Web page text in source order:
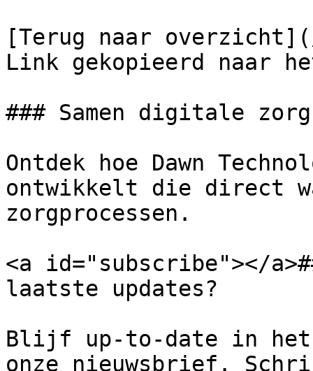
[Terug naar
Link gekopieerd naar
### Samen digitale
Ontdek hoe Dawn
ontwikkelt die direct
zorgprocessen.
<a id="subscribe"></
laatste updates?
Blijf up-to-date in het
onze nieuwsbrief.